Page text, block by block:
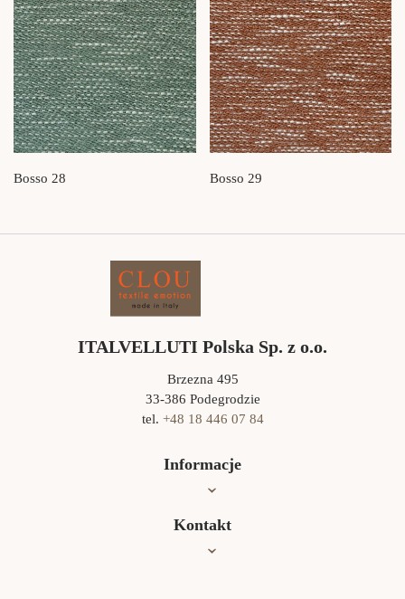
Bosso 28 Bosso 29
ITALVELLUTI Polska Sp. z o.o.
Brzezna 495
33-386 Podegrodzie
tel. +48 18 446 07 84
Informacje
Oferta
Kontakt